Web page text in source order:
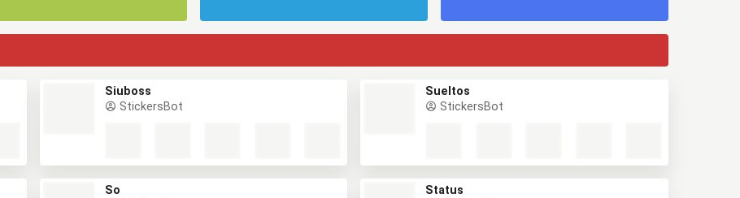
Siuboss
StickersBot
Sueltos
StickersBot
So
Status